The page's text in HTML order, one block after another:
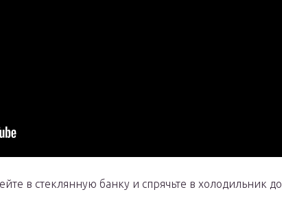
в стеклянную банку и спрячьте в холодильник до